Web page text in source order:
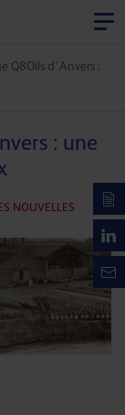
Q8Oils d’Anvers :
: une
NOUVELLES